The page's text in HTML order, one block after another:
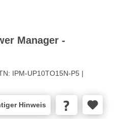
Manager -
IPM-UP10TO15N-P5 |
Hinweis